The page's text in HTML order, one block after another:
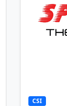
CSI